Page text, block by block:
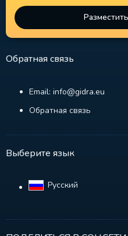
Обратная связь
Email: info@gidra.eu
Обратная связь
Выберите язык
Русский‎